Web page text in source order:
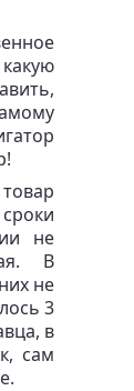
не
В
не
3
в
сам